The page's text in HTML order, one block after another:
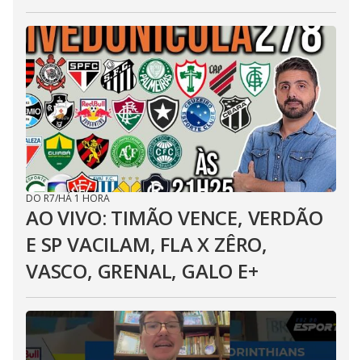
DO R7/HÁ 1 HORA
AO VIVO: TIMÃO VENCE, VERDÃO
E SP VACILAM, FLA X ZÊRO,
VASCO, GRENAL, GALO E+